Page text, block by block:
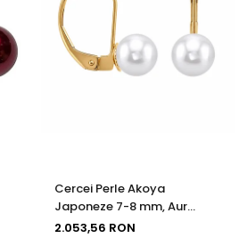
Cercei Perle Akoya
Japoneze 7-8 mm, Aur
Galben 14K, Tortiță Închisă -
2.053,56 RON